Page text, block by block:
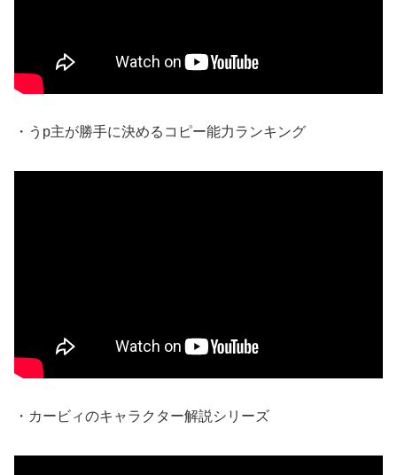
・うp主が勝手に決めるコピー能力ランキング
・カービィのキャラクター解説シリーズ